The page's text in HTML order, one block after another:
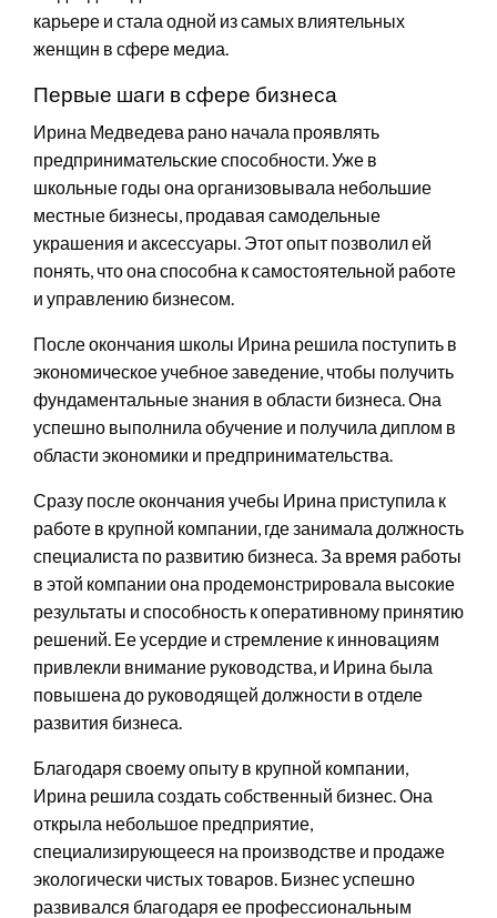
карьере и стала одной из самых влиятельных
женщин в сфере медиа.
Первые шаги в сфере бизнеса
Ирина Медведева рано начала проявлять
предпринимательские способности. Уже в
школьные годы она организовывала небольшие
местные бизнесы, продавая самодельные
украшения и аксессуары. Этот опыт позволил ей
понять, что она способна к самостоятельной работе
и управлению бизнесом.
После окончания школы Ирина решила поступить в
экономическое учебное заведение, чтобы получить
фундаментальные знания в области бизнеса. Она
успешно выполнила обучение и получила диплом в
области экономики и предпринимательства.
Сразу после окончания учебы Ирина приступила к
работе в крупной компании, где занимала должность
специалиста по развитию бизнеса. За время работы
в этой компании она продемонстрировала высокие
результаты и способность к оперативному принятию
решений. Ее усердие и стремление к инновациям
привлекли внимание руководства, и Ирина была
повышена до руководящей должности в отделе
развития бизнеса.
Благодаря своему опыту в крупной компании,
Ирина решила создать собственный бизнес. Она
открыла небольшое предприятие,
специализирующееся на производстве и продаже
экологически чистых товаров. Бизнес успешно
развивался благодаря ее профессиональным